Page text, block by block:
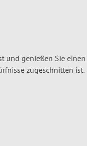
und genießen Sie einen
zugeschnitten ist.